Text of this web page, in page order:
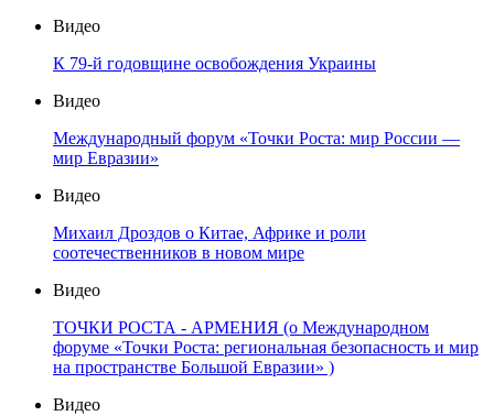
Видео
К 79-й годовщине освобождения Украины
Видео
Международный форум «Точки Роста: мир России —
мир Евразии»
Видео
Михаил Дроздов о Китае, Африке и роли
соотечественников в новом мире
Видео
ТОЧКИ РОСТА - АРМЕНИЯ (о Международном
форуме «Точки Роста: региональная безопасность и мир
на пространстве Большой Евразии» )
Видео